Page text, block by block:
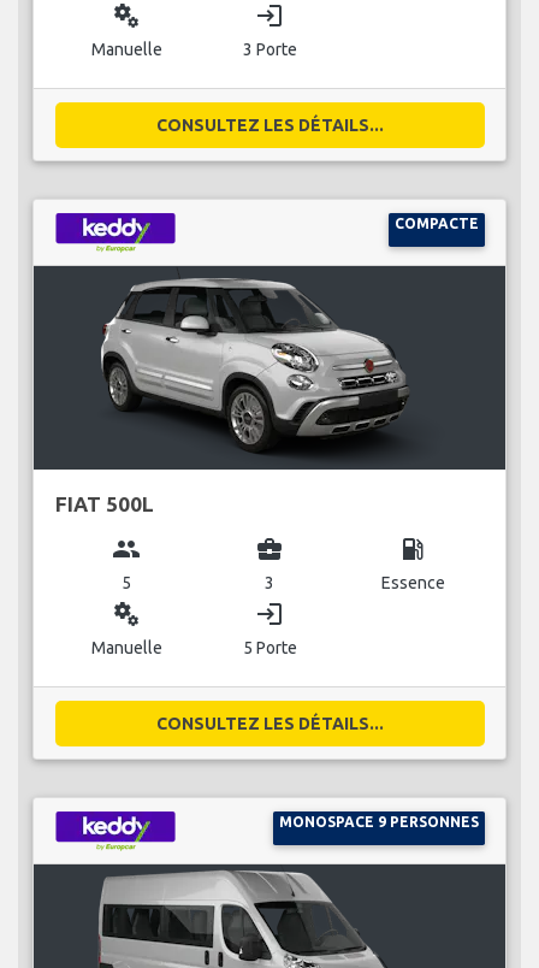
miscellaneous_services
Manuelle
login
3 Porte
CONSULTEZ LES DÉTAILS...
COMPACTE
FIAT 500L
group
5
business_center
3
local_gas_station
Essence
miscellaneous_services
Manuelle
login
5 Porte
CONSULTEZ LES DÉTAILS...
MONOSPACE 9 PERSONNES